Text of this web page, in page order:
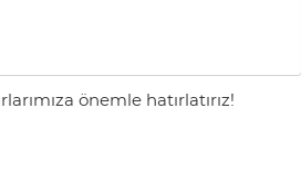
önemle hatırlatırız!